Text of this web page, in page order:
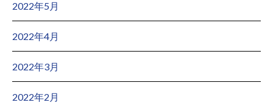
2022年5月
2022年4月
2022年3月
2022年2月